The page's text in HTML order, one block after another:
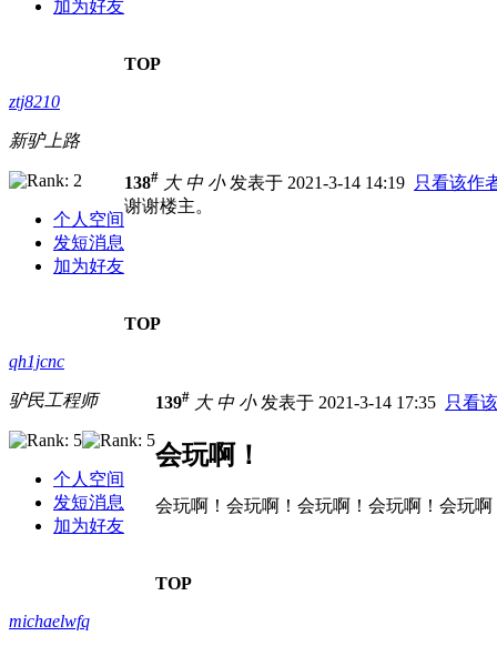
加为好友
TOP
ztj8210
新驴上路
个人空间
发短消息
加为好友
138# 大 中 小发表于 2021-3-14 14:19 只看该作
谢谢楼主。
TOP
qh1jcnc
驴民工程师
个人空间
发短消息
加为好友
139# 大 中 小发表于 2021-3-14 17:35 只看
会玩啊！
会玩啊！会玩啊！会玩啊！会玩啊！会玩啊
TOP
michaelwfq